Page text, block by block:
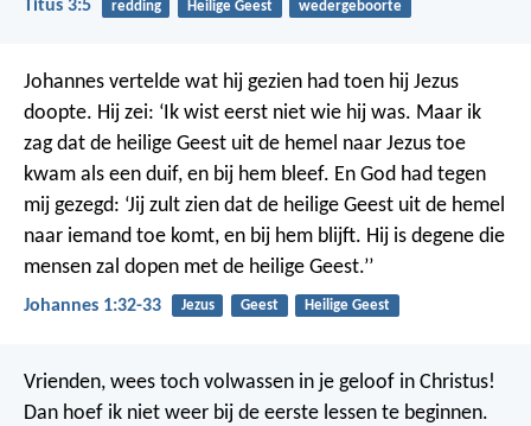
Titus 3:5 redding Heilige Geest wedergeboorte
Johannes vertelde wat hij gezien had toen hij Jezus
doopte. Hij zei: ‘Ik wist eerst niet wie hij was. Maar ik
zag dat de heilige Geest uit de hemel naar Jezus toe
kwam als een duif, en bij hem bleef. En God had tegen
mij gezegd: ‘Jij zult zien dat de heilige Geest uit de hemel
naar iemand toe komt, en bij hem blijft. Hij is degene die
mensen zal dopen met de heilige Geest.’’
Johannes 1:32-33 Jezus Geest Heilige Geest
Vrienden, wees toch volwassen in je geloof in Christus!
Dan hoef ik niet weer bij de eerste lessen te beginnen.